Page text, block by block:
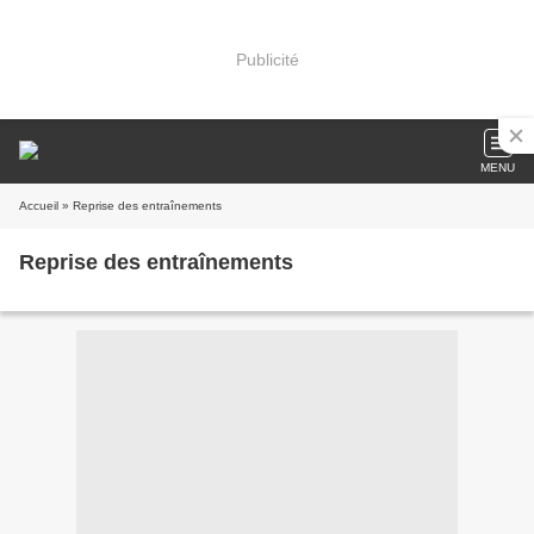
Publicité
MENU
Accueil » Reprise des entraînements
Reprise des entraînements